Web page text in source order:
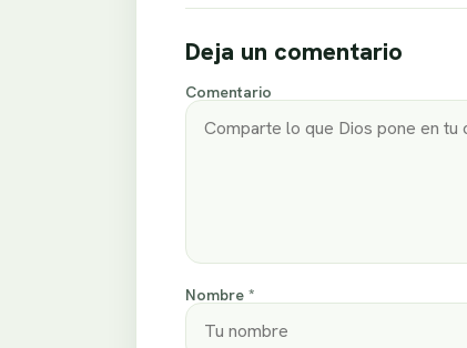
Deja un comentario
Comentario
Nombre *